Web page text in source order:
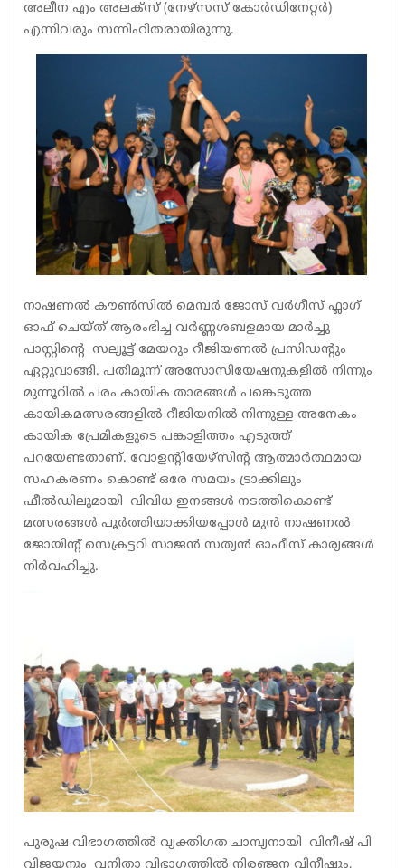
അലീന എം അലക്സ് (നേഴ്സസ് കോർഡിനേറ്റർ)
എന്നിവരും സന്നിഹിതരായിരുന്നു.
നാഷണൽ കൗൺസിൽ മെമ്പർ ജോസ് വർഗീസ് ഫ്ലാഗ്
ഓഫ് ചെയ്ത് ആരംഭിച്ച വർണ്ണശബളമായ മാർച്ചു
പാസ്റ്റിന്റെ സല്യൂട്ട് മേയറും റീജിയണൽ പ്രസിഡന്റും
ഏറ്റുവാങ്ങി. പതിമൂന്ന് അസോസിയേഷനുകളിൽ നിന്നും
മുന്നൂറിൽ പരം കായിക താരങ്ങൾ പങ്കെടുത്ത
കായികമത്സരങ്ങളിൽ റീജിയനിൽ നിന്നുള്ള അനേകം
കായിക പ്രേമികളുടെ പങ്കാളിത്തം എടുത്ത്
പറയേണ്ടതാണ്. വോളൻ്റിയേഴ്സിൻ്റ ആത്മാർത്ഥമായ
സഹകരണം കൊണ്ട് ഒരേ സമയം ട്രാക്കിലും
ഫീൽഡിലുമായി വിവിധ ഇനങ്ങൾ നടത്തികൊണ്ട്
മത്സരങ്ങൾ പൂർത്തിയാക്കിയപ്പോൾ മുൻ നാഷണൽ
ജോയിന്റ് സെക്രട്ടറി സാജൻ സത്യൻ ഓഫീസ് കാര്യങ്ങൾ
നിർവഹിച്ചു.
പുരുഷ വിഭാഗത്തിൽ വ്യക്തിഗത ചാമ്പ്യനായി വിനീഷ് പി